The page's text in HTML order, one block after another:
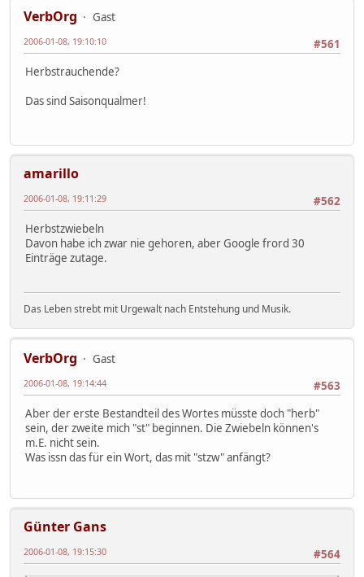
VerbOrg
Gast
#561
2006-01-08, 19:10:10
Herbstrauchende?
Das sind Saisonqualmer!
amarillo
#562
2006-01-08, 19:11:29
Herbstzwiebeln
Davon habe ich zwar nie gehoren, aber Google frord 30
Einträge zutage.
Das Leben strebt mit Urgewalt nach Entstehung und Musik.
VerbOrg
Gast
#563
2006-01-08, 19:14:44
Aber der erste Bestandteil des Wortes müsste doch "herb"
sein, der zweite mich "st" beginnen. Die Zwiebeln können's
m.E. nicht sein.
Was issn das für ein Wort, das mit "stzw" anfängt?
Günter Gans
#564
2006-01-08, 19:15:30